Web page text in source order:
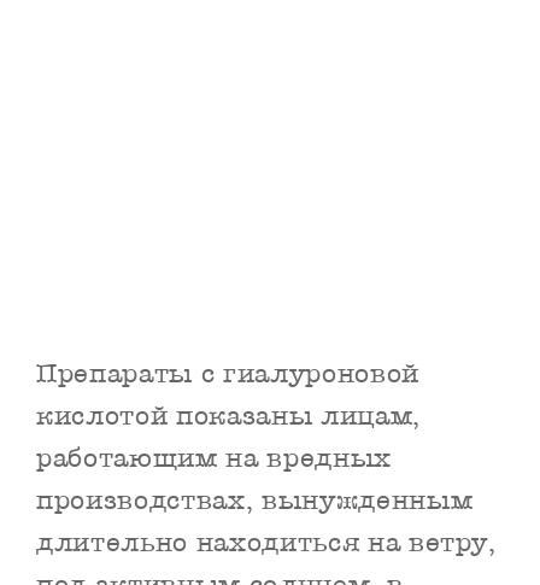
Препараты с гиалуроновой
кислотой показаны лицам,
работающим на вредных
производствах, вынужденным
длительно находиться на ветру,